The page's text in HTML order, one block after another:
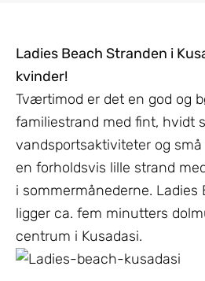
Ladies Beach Stranden i
kvinder!
Tværtimod er det en god og
familiestrand med fint, hvidt
vandsportsaktiviteter og
en forholdsvis lille strand
i sommermånederne. Ladies
ligger ca. fem minutters
centrum i Kusadasi.